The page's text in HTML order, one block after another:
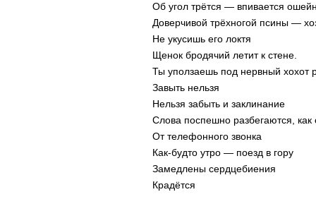
Об угол трётся — впивается
Доверчивой трёхногой псины —
Не укусишь его локтя
Щенок бродячий летит к стене.
Ты уползаешь под нервный хохот
Завыть нельзя
Нельзя забыть и заклинание
Слова поспешно разбегаются, как
От телефонного звонка
Как-будто утро — поезд в гору
Замедлены сердцебиения
Крадётся